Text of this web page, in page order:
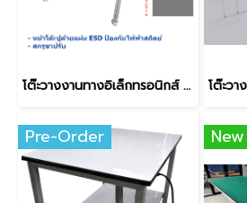
โต๊ะวางงานทางอิเล็กทรอนิกส์ โครงสร้าง Aluminum Model : ET- 600120AL
Pre-Order New